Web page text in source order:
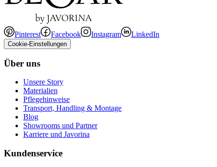
Pinterest Facebook Instagram LinkedIn
Cookie-Einstellungen
Über uns
Unsere Story
Materialien
Pflegehinweise
Transport, Handling & Montage
Blog
Showrooms und Partner
Karriere und Javorina
Kundenservice